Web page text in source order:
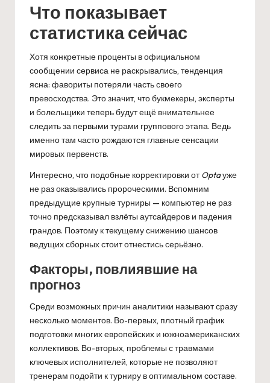
Что показывает
статистика сейчас
Хотя конкретные проценты в официальном
сообщении сервиса не раскрывались, тенденция
ясна: фавориты потеряли часть своего
превосходства. Это значит, что букмекеры, эксперты
и болельщики теперь будут ещё внимательнее
следить за первыми турами группового этапа. Ведь
именно там часто рождаются главные сенсации
мировых первенств.
Интересно, что подобные корректировки отOptaуже
не раз оказывались пророческими. Вспомним
предыдущие крупные турниры — компьютер не раз
точно предсказывал взлёты аутсайдеров и падения
грандов. Поэтому к текущему снижению шансов
ведущих сборных стоит отнестись серьёзно.
Факторы, повлиявшие на
прогноз
Среди возможных причин аналитики называют сразу
несколько моментов. Во-первых, плотный график
подготовки многих европейских и южноамериканских
коллективов. Во-вторых, проблемы с травмами
ключевых исполнителей, которые не позволяют
тренерам подойти к турниру в оптимальном составе.